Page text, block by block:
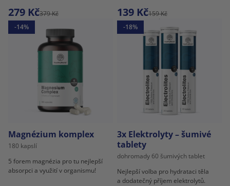
279 Kč379 Kč 139 Kč159 Kč
-14%
Magnézium komplex
180 kapslí
5 forem magnézia pro tu nejlepší
absorpci a využití v organismu!
-18%
3x Elektrolyty – šumivé
tablety
dohromady 60 šumivých tablet
Nejlepší volba pro hydrataci těla
a dodatečný příjem elektrolytů.